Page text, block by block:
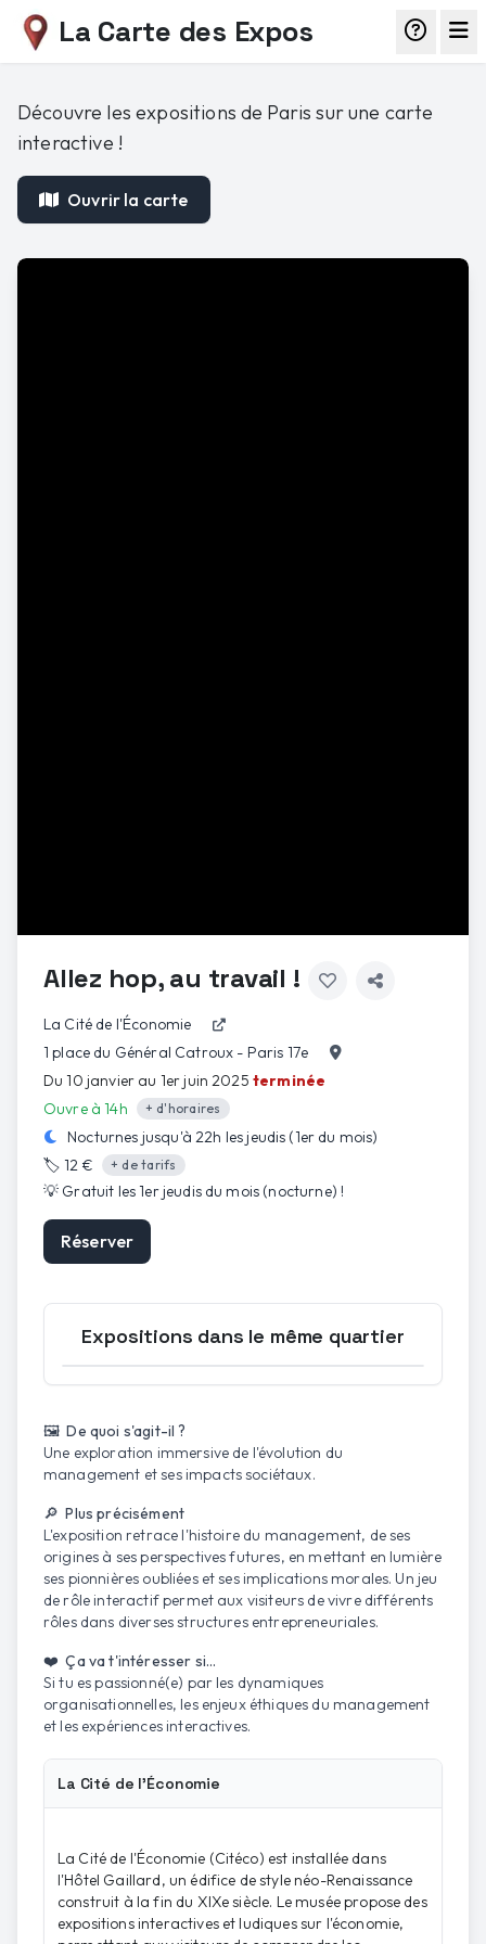
La Carte des Expos
Découvre les expositions de Paris sur une carte
interactive !
Ouvrir la carte
Allez hop, au travail !
La Cité de l'Économie
1 place du Général Catroux - Paris 17e
Du 10 janvier au 1er juin 2025 terminée
Ouvre à 14h
+ d'horaires
Nocturnes jusqu'à 22h les jeudis (1er du mois)
🏷️12 € + de tarifs
💡 Gratuit les 1er jeudis du mois (nocturne) !
Réserver
Expositions dans le même quartier
🖼️ De quoi s'agit-il ?
Une exploration immersive de l'évolution du
management et ses impacts sociétaux.
🔎 Plus précisément
L'exposition retrace l'histoire du management, de ses
origines à ses perspectives futures, en mettant en lumière
ses pionnières oubliées et ses implications morales. Un jeu
de rôle interactif permet aux visiteurs de vivre différents
rôles dans diverses structures entrepreneuriales.
❤️ Ça va t'intéresser si...
Si tu es passionné(e) par les dynamiques
organisationnelles, les enjeux éthiques du management
et les expériences interactives.
La Cité de l'Économie
La Cité de l'Économie (Citéco) est installée dans
l'Hôtel Gaillard, un édifice de style néo-Renaissance
construit à la fin du XIXe siècle. Le musée propose des
expositions interactives et ludiques sur l'économie,